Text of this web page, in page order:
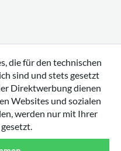
die für den technischen
sind und stets gesetzt
Direktwerbung dienen
Websites und sozialen
werden nur mit Ihrer